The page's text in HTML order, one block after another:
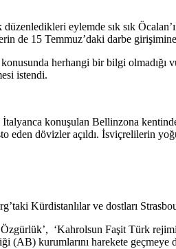
eylemde sık sık
de 15 Temmuz’daki darbe girişimine
konusunda herhangi bir bilgi
istendi.
konuşulan Bellinzona
eden dövizler açıldı. İsviçrelilerin
Kürdistanlılar ve dostları
‘Kahrolsun Faşit Türk
(AB) kurumlarını harekete geçmeye